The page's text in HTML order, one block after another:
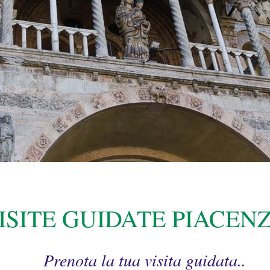
GUIDATE
Prenota la tua visita guidata..